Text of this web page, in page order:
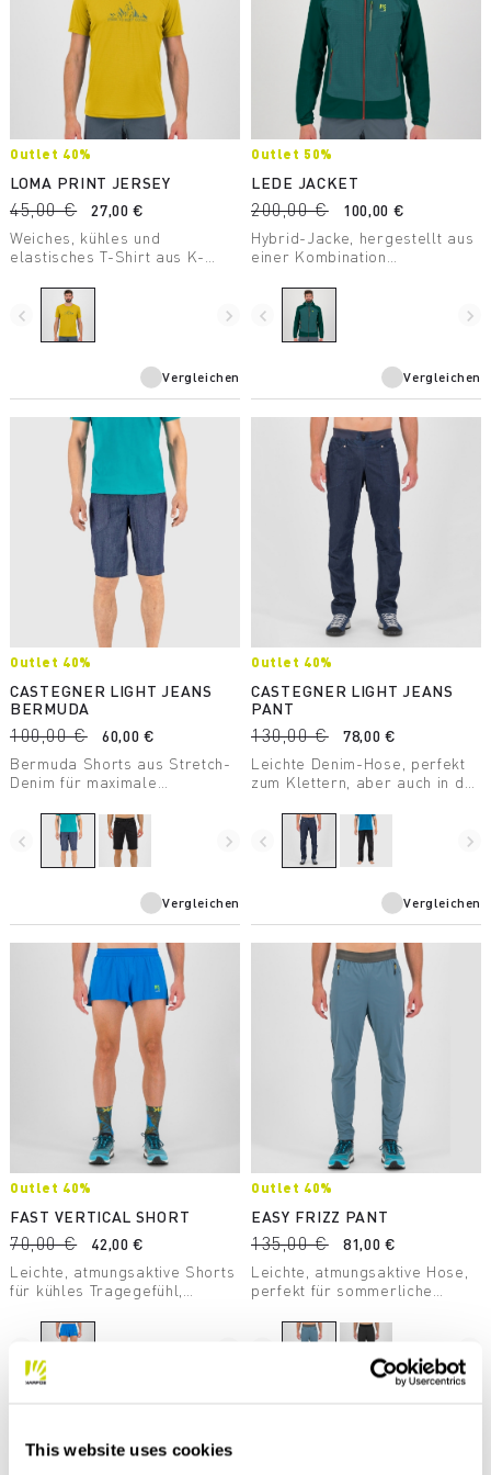
This website uses cookies
Outlet 40%
LOMA PRINT JERSEY
45,00 €
27,00 €
Weiches, kühles und
elastisches T-Shirt aus K-
Outdoor-Aktivitäten an heißen
Tagen.
navigate_before navigate_next
Vergleichen
Outlet 50%
LEDE JACKET
200,00 €
100,00 €
Hybrid-Jacke, hergestellt aus
einer Kombination
Windschutz, Tragekomfort,
Bewegungsfreiheit und
Wärmeisolation garantiert.
navigate_before navigate_next
Vergleichen
Outlet 40%
CASTEGNER LIGHT JEANS
BERMUDA
100,00 €
60,00 €
Bermuda Shorts aus Stretch-
Denim für maximale
Klettern, aber auch für
alltägliche Aktivitäten perfekt
geeignet.
navigate_before navigate_next
Vergleichen
Outlet 40%
CASTEGNER LIGHT JEANS
PANT
130,00 €
78,00 €
Leichte Denim-Hose, perfekt
zum Klettern, aber auch in der
Tragekomfort und gute
Bewegungsfreiheit und ist
überaus strapazierfähig.
navigate_before navigate_next
Vergleichen
Outlet 40%
FAST VERTICAL SHORT
70,00 €
42,00 €
Leichte, atmungsaktive Shorts
für kühles Tragegefühl,
Rennen selbst in steilstem
Gelände. Perfekt, wenn du
hohen Tragekomfort und
minimalistisches Design
Outlet 40%
EASY FRIZZ PANT
135,00 €
81,00 €
Leichte, atmungsaktive Hose,
perfekt für sommerliche
Freizeitbekleidung. Das
Nylon-Material bietet